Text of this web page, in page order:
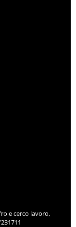
e cerco lavoro,